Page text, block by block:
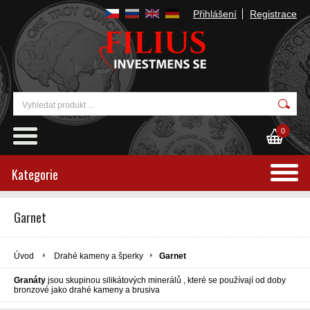
Přihlášení Registrace
0
Kategorie
Garnet
Úvod Drahé kameny a šperky Garnet
Granáty jsou skupinou silikátových minerálů , které se používají od doby
bronzové jako drahé kameny a brusiva